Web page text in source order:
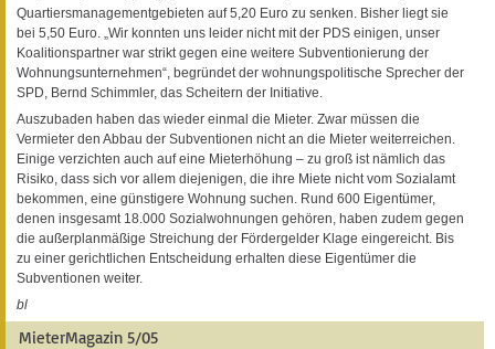
Quartiersmanagementgebieten auf 5,20 Euro zu senken. Bisher liegt sie
bei 5,50 Euro. „Wir konnten uns leider nicht mit der PDS einigen, unser
Koalitionspartner war strikt gegen eine weitere Subventionierung der
Wohnungsunternehmen“, begründet der wohnungspolitische Sprecher der
SPD, Bernd Schimmler, das Scheitern der Initiative.
Auszubaden haben das wieder einmal die Mieter. Zwar müssen die
Vermieter den Abbau der Subventionen nicht an die Mieter weiterreichen.
Einige verzichten auch auf eine Mieterhöhung – zu groß ist nämlich das
Risiko, dass sich vor allem diejenigen, die ihre Miete nicht vom Sozialamt
bekommen, eine günstigere Wohnung suchen. Rund 600 Eigentümer,
denen insgesamt 18.000 Sozialwohnungen gehören, haben zudem gegen
die außerplanmäßige Streichung der Fördergelder Klage eingereicht. Bis
zu einer gerichtlichen Entscheidung erhalten diese Eigentümer die
Subventionen weiter.
bl
MieterMagazin 5/05